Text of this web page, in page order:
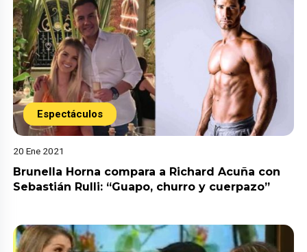
Espectáculos
20 Ene 2021
Brunella Horna compara a Richard Acuña con
Sebastián Rulli: “Guapo, churro y cuerpazo”